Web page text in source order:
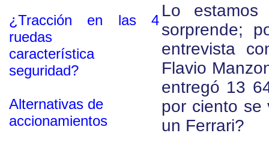
¿Tracción en las 4
ruedas
característica
seguridad?
Alternativas de
accionamientos
Lo
sorprende;
entrevista
Flavio
entregó 13
por ciento se
un Ferrari?